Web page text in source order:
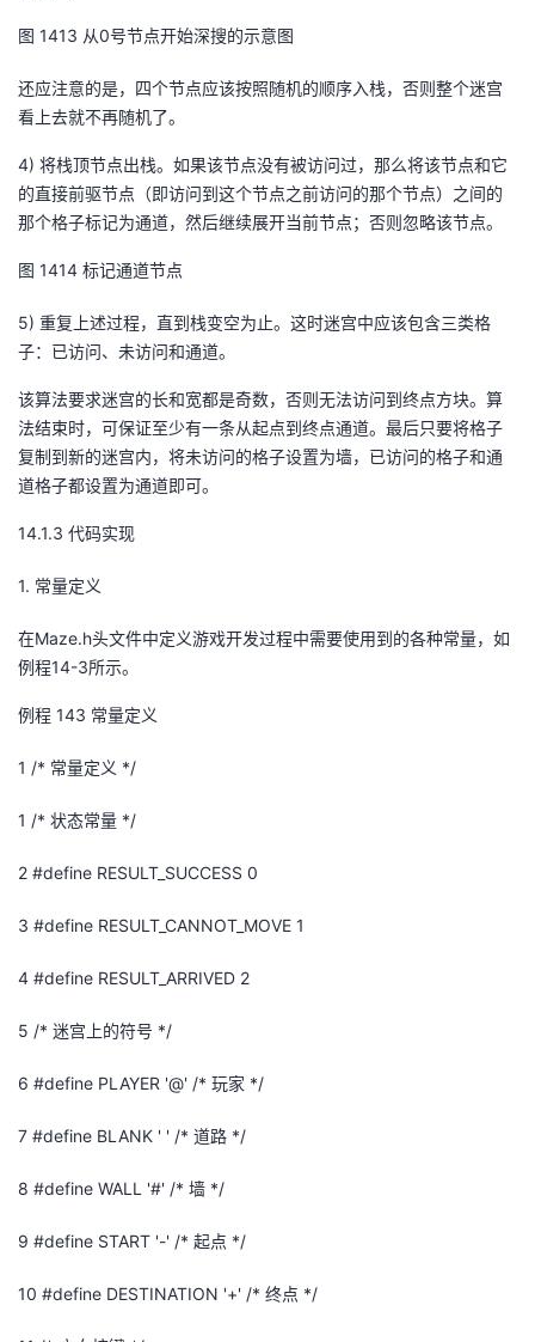
图 1413 从0号节点开始深搜的示意图
还应注意的是，四个节点应该按照随机的顺序入栈，否则整个迷宫
看上去就不再随机了。
4) 将栈顶节点出栈。如果该节点没有被访问过，那么将该节点和它
的直接前驱节点（即访问到这个节点之前访问的那个节点）之间的
那个格子标记为通道，然后继续展开当前节点；否则忽略该节点。
图 1414 标记通道节点
5) 重复上述过程，直到栈变空为止。 这时迷宫中应该包含三类格
子：已访问、未访问和通道。
该算法要求迷宫的长和宽都是奇数，否则无法访问到终点方块。算
法结束时，可保证至少有一条从起点到终点通道。最后只要将格子
复制到新的迷宫内，将未访问的格子设置为墙，已访问的格子和通
道格子都设置为通道即可。
14.1.3 代码实现
1. 常量定义
在Maze.h头文件中定义游戏开发过程中需要使用到的各种常量，如
例程14-3所示。
例程 143 常量定义
1 /* 常量定义 */
1 /* 状态常量 */
2 #define RESULT_SUCCESS 0
3 #define RESULT_CANNOT_MOVE 1
4 #define RESULT_ARRIVED 2
5 /* 迷宫上的符号 */
6 #define PLAYER '@' /* 玩家 */
7 #define BLANK ' ' /* 道路 */
8 #define WALL '#' /* 墙 */
9 #define START '-' /* 起点 */
10 #define DESTINATION '+' /* 终点 */